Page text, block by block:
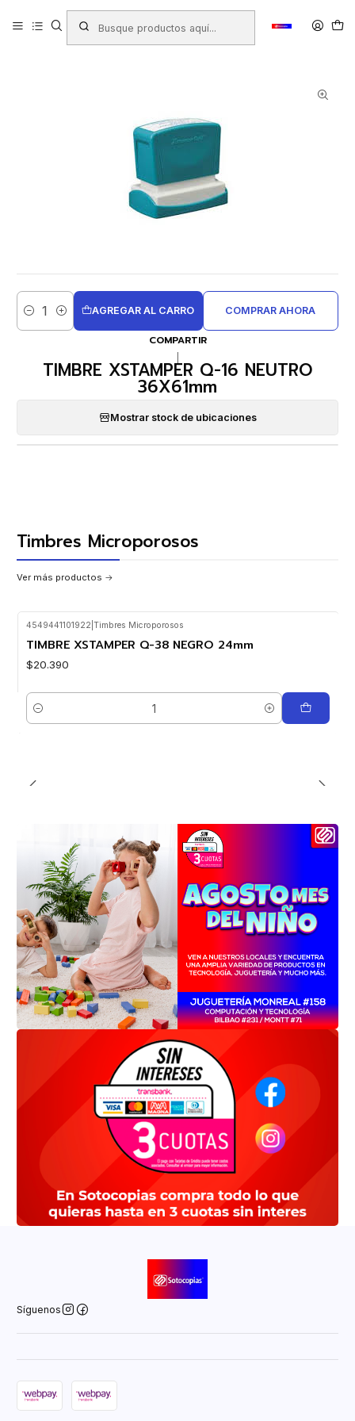
Productos TIMBRES - TAMPONES - TINTAS
Timbres Personalizados Microporosos Timbres Microporosos
TIMBRE XSTAMPER Q-16 NEUTRO 36X61mm
Cantidad
AGREGAR AL CARRO COMPRAR AHORA
COMPARTIR
TIMBRE XSTAMPER Q-16 NEUTRO
36X61mm
Mostrar stock de ubicaciones
Timbres Microporosos
Ver más productos
4549441101922 Timbres Microporosos
TIMBRE XSTAMPER Q-38 NEGRO 24mm
$20.390
Cantidad
Síguenos